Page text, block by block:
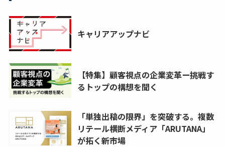
キャリアアップナビ
【特集】顧客視点の企業変革ー挑戦す
るトップの構想を聞く
「単独出稿の限界」を突破する。複数
リテール横断メディア「ARUTANA」
が拓く新市場